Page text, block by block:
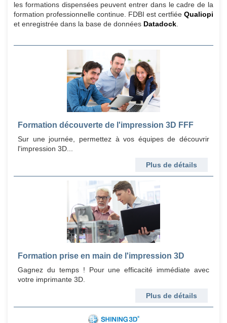
les formations dispensées peuvent entrer dans le cadre de la
formation professionnelle continue. FDBI est certfiée Qualiopi
et enregistrée dans la base de données Datadock.
Formation découverte de l'impression 3D FFF
Sur une journée, permettez à vos équipes de découvrir
l'impression 3D...
Plus de détails
Formation prise en main de l'impression 3D
Gagnez du temps ! Pour une efficacité immédiate avec
votre imprimante 3D.
Plus de détails